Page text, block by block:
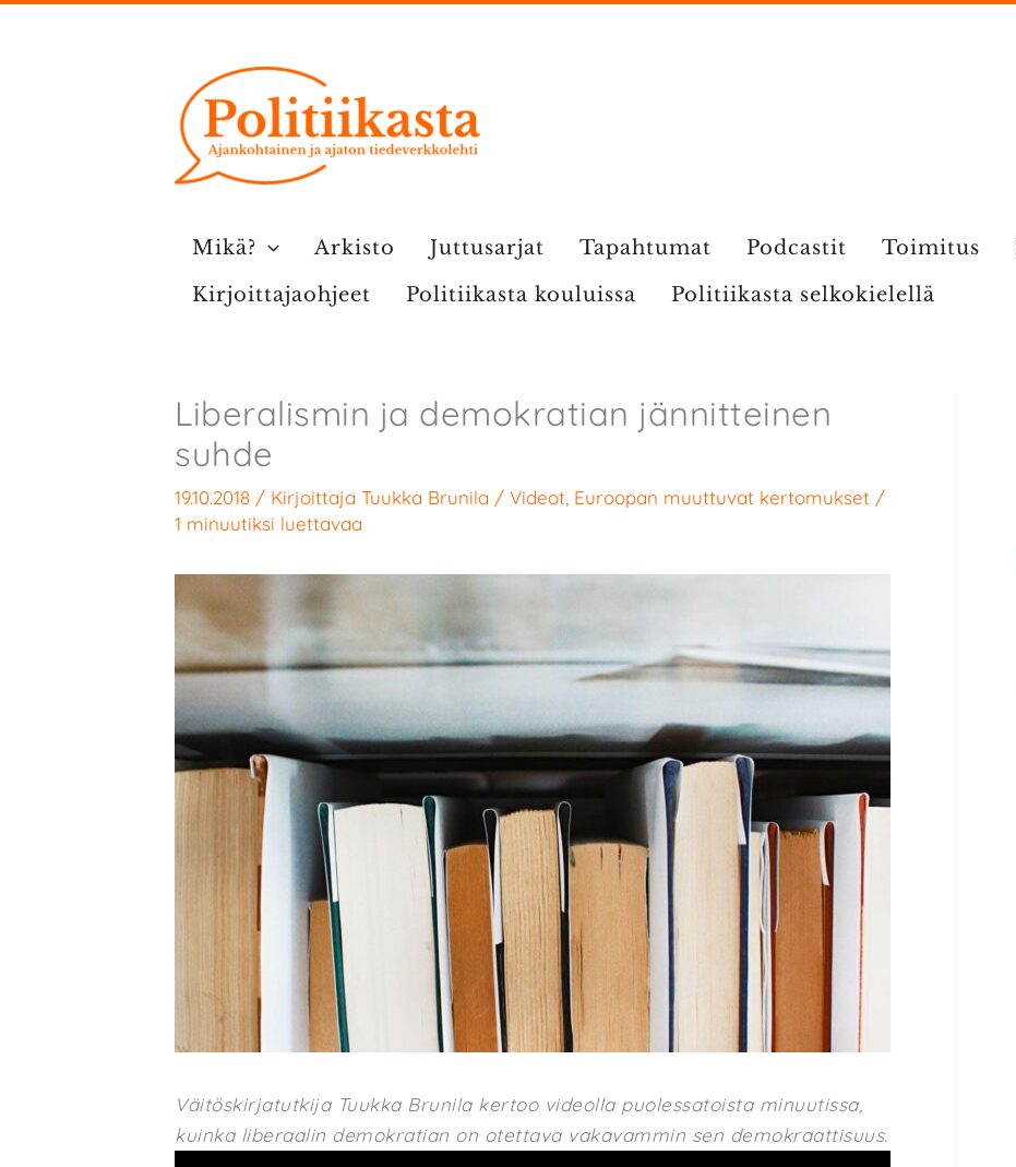
Mikä? Arkisto Juttusarjat Tapahtumat Podcastit Toimitus
Kirjoittajaohjeet
Politiikasta kouluissa Politiikasta selkokielellä
Liberalismin ja demokratian jännitteinen
suhde
19.10.2018 / Kirjoittaja Tuukka Brunila / Videot Euroopan muuttuvat kertomukset /
1 minuutiksi luettavaa
Väitöskirjatutkija Tuukka Brunila kertoo videolla puolessatoista minuutissa,
kuinka liberaalin demokratian on otettava vakavammin sen demokraattisuus.